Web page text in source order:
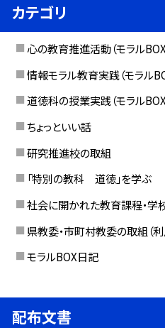
カテゴリ
心の教育推進活動（モラル
情報モラル教育実践（モラル
道徳科の授業実践（モラル
ちょっといい話
研究推進校の取組
「特別の教科 道徳」を学ぶ
社会に開かれた教育課程・学
県教委・市町村教委の取組（利
モラルBOX日記
配布文書